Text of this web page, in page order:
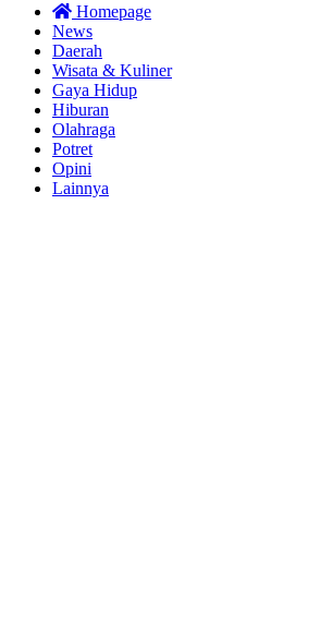
Homepage
News
Daerah
Wisata & Kuliner
Gaya Hidup
Hiburan
Olahraga
Potret
Opini
Lainnya